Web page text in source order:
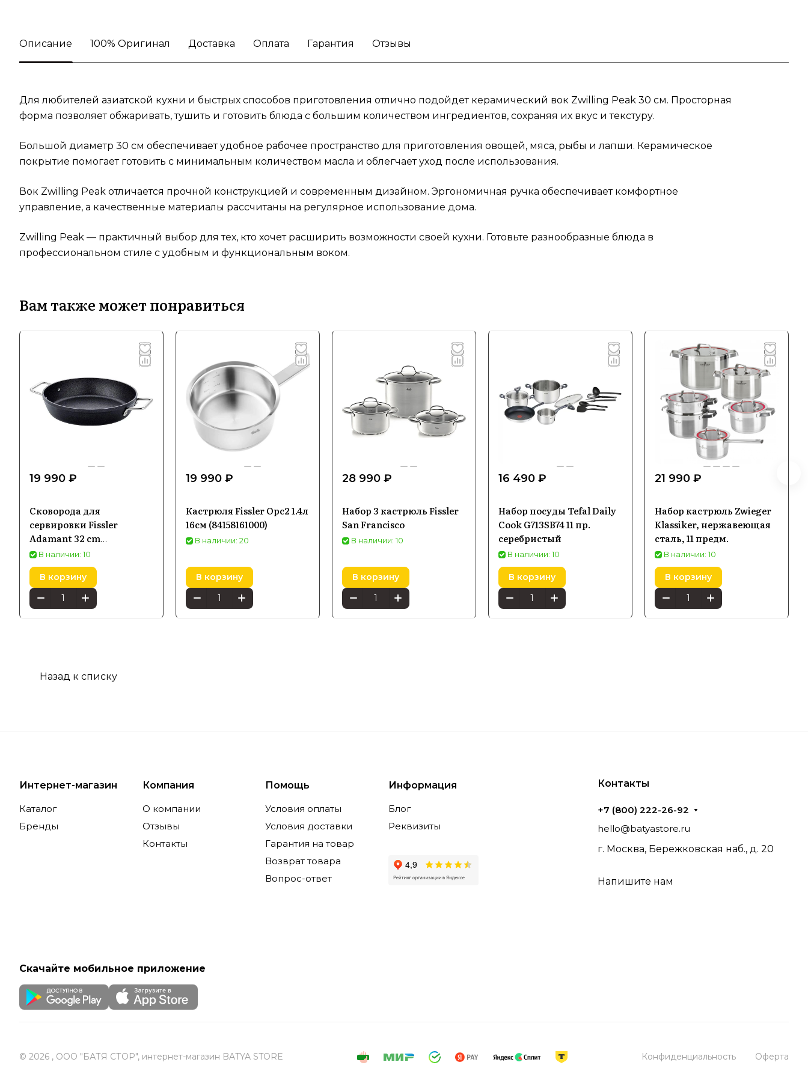
Описание 100% Оригинал Доставка Оплата Гарантия Отзывы
Для любителей азиатской кухни и быстрых способов приготовления отлично подойдет керамический вок Zwilling Peak 30 см. Просторная
форма позволяет обжаривать, тушить и готовить блюда с большим количеством ингредиентов, сохраняя их вкус и текстуру.
Большой диаметр 30 см обеспечивает удобное рабочее пространство для приготовления овощей, мяса, рыбы и лапши. Керамическое
покрытие помогает готовить с минимальным количеством масла и облегчает уход после использования.
Вок Zwilling Peak отличается прочной конструкцией и современным дизайном. Эргономичная ручка обеспечивает комфортное
управление, а качественные материалы рассчитаны на регулярное использование дома.
Zwilling Peak — практичный выбор для тех, кто хочет расширить возможности своей кухни. Готовьте разнообразные блюда в
профессиональном стиле с удобным и функциональным воком.
Вам также может понравиться
19 990 ₽
Сковорода для
сервировки Fissler
Adamant 32 cm
(156305321000)
В наличии: 10
В корзину
19 990 ₽
Кастрюля Fissler Opc2 1.4л
16см (84158161000)
В наличии: 20
В корзину
28 990 ₽
Набор 3 кастрюль Fissler
San Francisco
В наличии: 10
В корзину
16 490 ₽
Набор посуды Tefal Daily
Cook G713SB74 11 пр.
серебристый
В наличии: 10
В корзину
21 990 ₽
Набор кастрюль Zwieger
Klassiker, нержавеющая
сталь, 11 предм.
В наличии: 10
В корзину
Назад к списку
Интернет-магазин
Каталог
Бренды
Компания
О компании
Отзывы
Контакты
Помощь
Условия оплаты
Условия доставки
Гарантия на товар
Возврат товара
Вопрос-ответ
Информация
Блог
Реквизиты
Контакты
+7 (800) 222-26-92
hello@batyastore.ru
г. Москва, Бережковская наб., д. 20
Напишите нам
Скачайте мобильное приложение
© 2026 , ООО "БАТЯ СТОР", интернет-магазин BATYA STORE Конфиденциальность Оферта